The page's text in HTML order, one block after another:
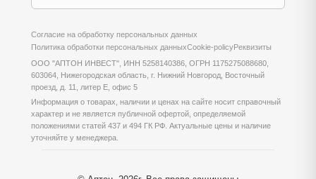
Согласие на обработку персональных данных
Политика обработки персональных данныхCookie-policyРеквизиты
ООО "АПТОН ИНВЕСТ", ИНН 5258140386, ОГРН 1175275088680,
603064, Нижегородская область, г. Нижний Новгород, Восточный
проезд, д. 11, литер Е, офис 5
Информация о товарах, наличии и ценах на сайте носит справочный
характер и не является публичной офертой, определяемой
положениями статей 437 и 494 ГК РФ. Актуальные цены и наличие
уточняйте у менеджера.